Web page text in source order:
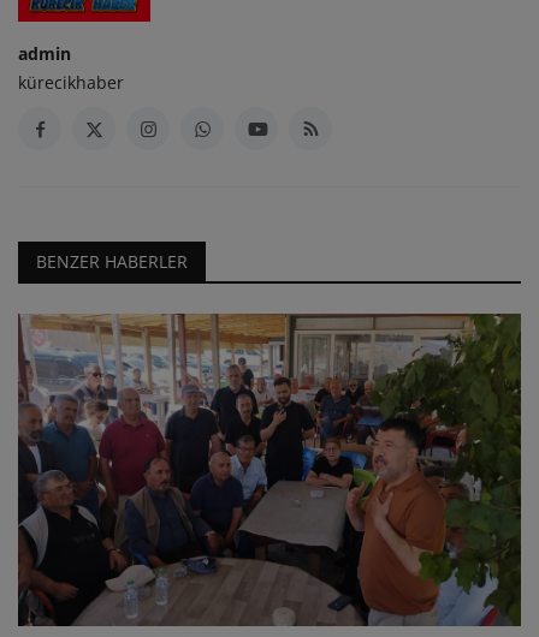
admin
kürecikhaber
BENZER HABERLER